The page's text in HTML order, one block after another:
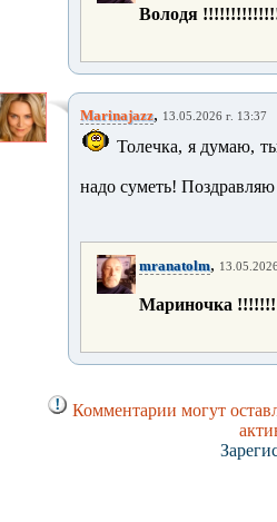
Володя
Marinajazz, 13.05.2026 г. 13:37
Толечка, я думаю,
надо суметь!
mranatolm,
Мариночка
Комментарии могут